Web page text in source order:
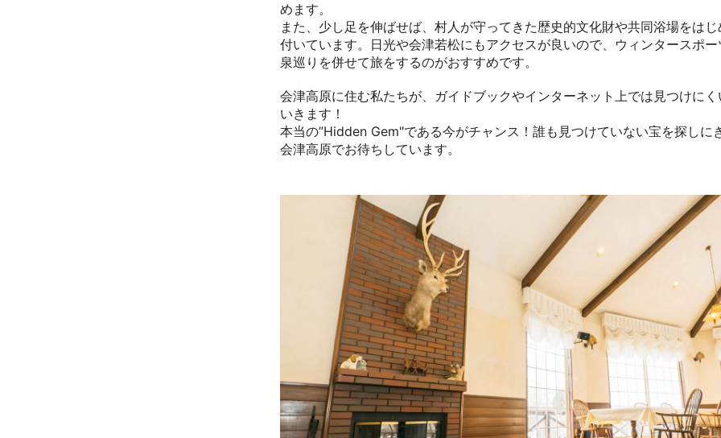
めます。
また、少し足を伸ばせば、村人が守ってきた歴史的文化財や共同浴場をは
付いています。日光や会津若松にもアクセスが良いので、ウィンタースポ
泉巡りを併せて旅をするのがおすすめです。
会津高原に住む私たちが、ガイドブックやインターネット上では見つけに
いきます！
本当の”Hidden Gem"である今がチャンス！誰も見つけていない宝を探しに
会津高原でお待ちしています。